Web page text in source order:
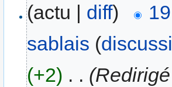
(actu | diff)
sablais (
(+2) . .